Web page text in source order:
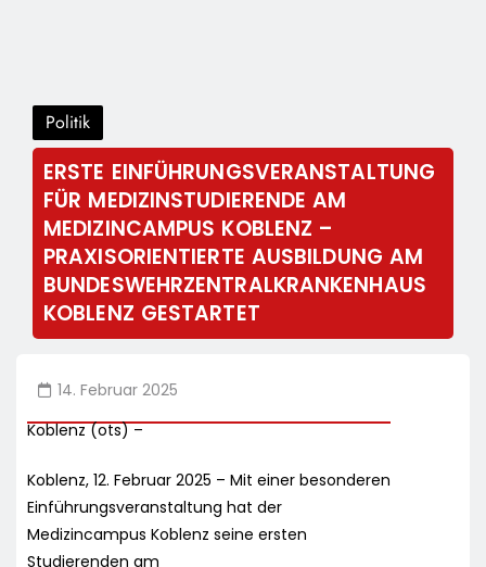
Politik
ERSTE EINFÜHRUNGSVERANSTALTUNG
FÜR MEDIZINSTUDIERENDE AM
MEDIZINCAMPUS KOBLENZ –
PRAXISORIENTIERTE AUSBILDUNG AM
BUNDESWEHRZENTRALKRANKENHAUS
KOBLENZ GESTARTET
14. Februar 2025
Koblenz (ots) –
Koblenz, 12. Februar 2025 – Mit einer besonderen
Einführungsveranstaltung hat der
Medizincampus Koblenz seine ersten
Studierenden am